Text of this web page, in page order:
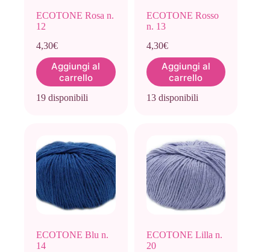
ECOTONE Rosa n.
12
4,30€
Aggiungi al
carrello
19 disponibili
ECOTONE Rosso
n. 13
4,30€
Aggiungi al
carrello
13 disponibili
ECOTONE Blu n.
14
ECOTONE Lilla n.
20